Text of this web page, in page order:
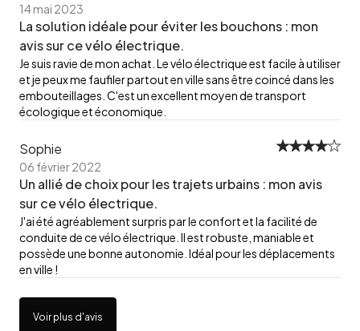
14 mai 2023
La solution idéale pour éviter les bouchons : mon
avis sur ce vélo électrique.
Je suis ravie de mon achat. Le vélo électrique est facile à utiliser
et je peux me faufiler partout en ville sans être coincé dans les
embouteillages. C'est un excellent moyen de transport
écologique et économique.
Sophie
06 février 2022
Un allié de choix pour les trajets urbains : mon avis
sur ce vélo électrique.
J'ai été agréablement surpris par le confort et la facilité de
conduite de ce vélo électrique. Il est robuste, maniable et
possède une bonne autonomie. Idéal pour les déplacements
en ville !
Voir plus d'avis